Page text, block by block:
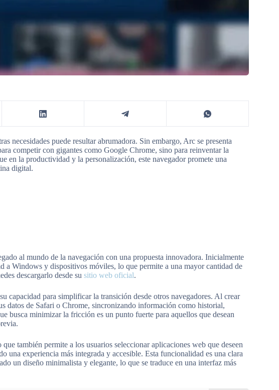
necesidades puede resultar abrumadora. Sin embargo, Arc se presenta
competir con gigantes como Google Chrome, sino para reinventar la
en la productividad y la personalización, este navegador promete una
digital.
al mundo de la navegación con una propuesta innovadora. Inicialmente
a Windows y dispositivos móviles, lo que permite a una mayor cantidad de
descargarlo desde su sitio web oficial.
capacidad para simplificar la transición desde otros navegadores. Al crear
datos de Safari o Chrome, sincronizando información como historial,
busca minimizar la fricción es un punto fuerte para aquellos que desean
también permite a los usuarios seleccionar aplicaciones web que deseen
una experiencia más integrada y accesible. Esta funcionalidad es una clara
un diseño minimalista y elegante, lo que se traduce en una interfaz más